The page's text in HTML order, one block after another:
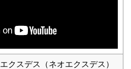
エクスデス（ネオエクスデス）